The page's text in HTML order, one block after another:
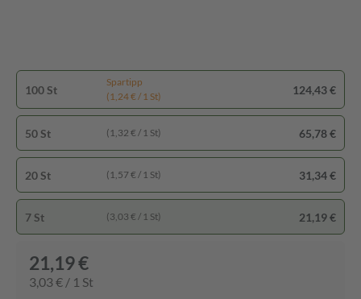
100 St
Spartipp
(1,24 € / 1 St)
124,43 €
50 St (1,32 € / 1 St) 65,78 €
20 St (1,57 € / 1 St) 31,34 €
7 St (3,03 € / 1 St) 21,19 €
21,19 €
3,03 € / 1 St